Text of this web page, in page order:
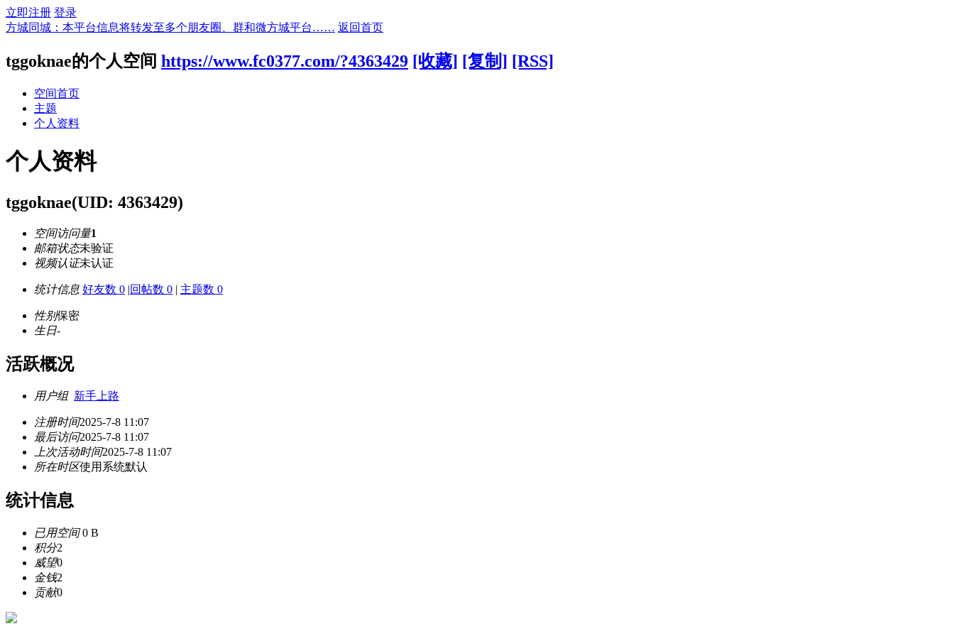
立即注册 登录
方城同城：本平台信息将转发至多个朋友圈、群和微方城平台…… 返回首页
tggoknae的个人空间 https://www.fc0377.com/?4363429 [收藏] [复制] [RSS]
空间首页
主题
个人资料
个人资料
tggoknae(UID: 4363429)
空间访问量1
邮箱状态未验证
视频认证未认证
统计信息 好友数 0 |回帖数 0 | 主题数 0
性别保密
生日-
活跃概况
用户组 新手上路
注册时间2025-7-8 11:07
最后访问2025-7-8 11:07
上次活动时间2025-7-8 11:07
所在时区使用系统默认
统计信息
已用空间0 B
积分2
威望0
金钱2
贡献0